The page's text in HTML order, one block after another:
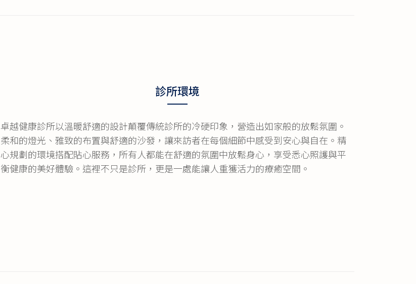
診所環境
卓越健康診所以溫暖舒適的設計顛覆傳統診所的冷硬印象，營造出如家般的放鬆氛圍。
柔和的燈光、雅致的布置與舒適的沙發，讓來訪者在每個細節中感受到安心與自在。精
心規劃的環境搭配貼心服務，所有人都能在舒適的氛圍中放鬆身心，享受悉心照護與平
衡健康的美好體驗。這裡不只是診所，更是一處能讓人重獲活力的療癒空間。